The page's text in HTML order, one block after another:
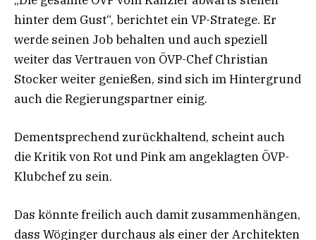
hinter dem Gust“, berichtet ein VP-Stratege. Er
werde seinen Job behalten und auch speziell
weiter das Vertrauen von ÖVP-Chef Christian
Stocker weiter genießen, sind sich im Hintergrund
auch die Regierungspartner einig.
Dementsprechend zurückhaltend, scheint auch
die Kritik von Rot und Pink am angeklagten ÖVP-
Klubchef zu sein.
Das könnte freilich auch damit zusammenhängen,
dass Wöginger durchaus als einer der Architekten